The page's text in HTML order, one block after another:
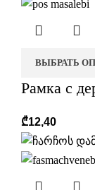
ВЫБРАТЬ
Рамка с
₾12,40